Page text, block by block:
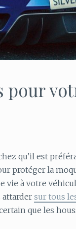
pour
qu’il est
protéger la
vie à votre
attardersur tous
que les